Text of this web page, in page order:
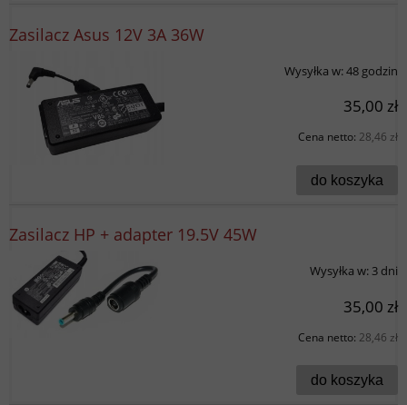
Zasilacz Asus 12V 3A 36W
Wysyłka w:48 godzin
35,00 zł
Cena netto: 28,46 zł
do koszyka
Zasilacz HP + adapter 19.5V 45W
Wysyłka w: 3 dni
35,00 zł
Cena netto: 28,46 zł
do koszyka